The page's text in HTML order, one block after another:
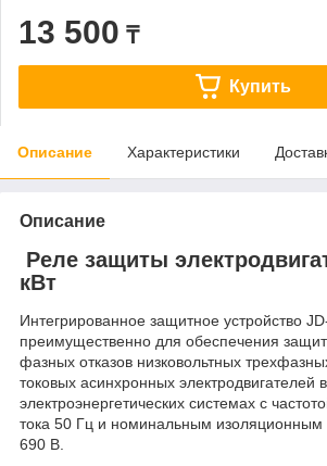
13 500 ₸
Купить
Описание Характеристики
Описание
Реле защиты
кВт
Интегрированное защитное устройство
преимущественно для обеспечения
фазных отказов низковольтных
токовых асинхронных электродвигателей в
электроэнергетических системах с
тока 50 Гц и номинальным
690 В.